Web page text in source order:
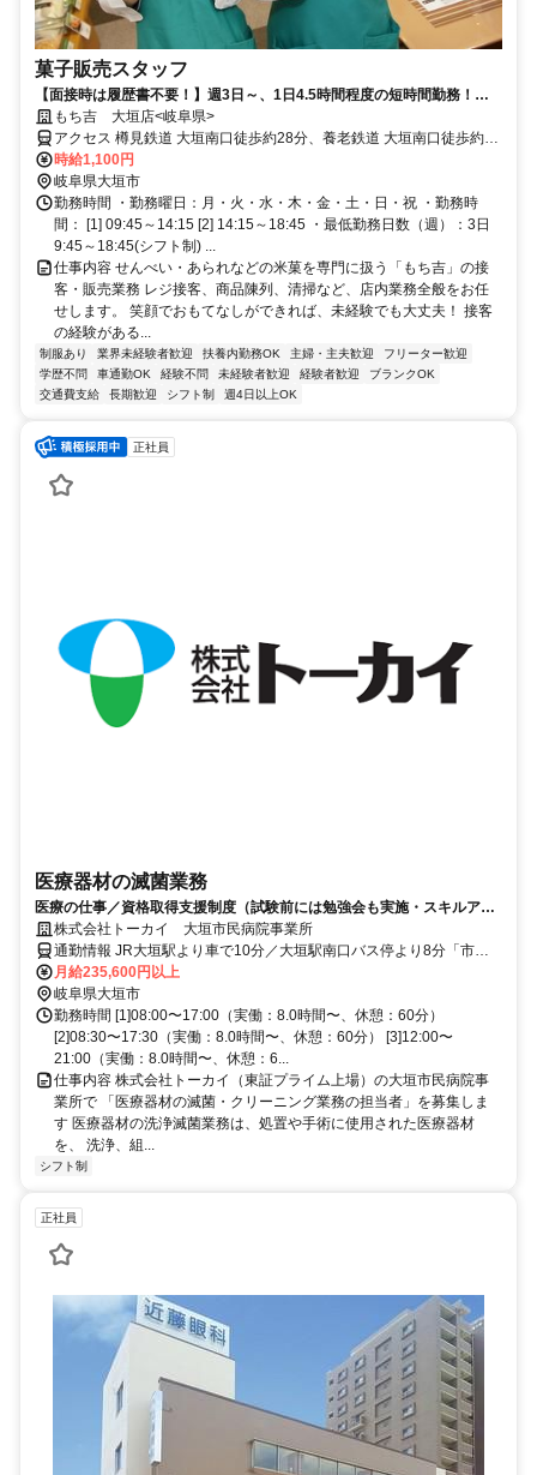
菓子販売スタッフ
【面接時は履歴書不要！】週3日～、1日4.5時間程度の短時間勤務！子
育て中の主婦（夫）さんも活躍中！
もち吉 大垣店<岐阜県>
アクセス 樽見鉄道 大垣南口徒歩約28分、養老鉄道 大垣南口徒歩約28
分、ＪＲ東海道本線 大垣南口徒歩約28分
時給1,100円
岐阜県大垣市
勤務時間 ・勤務曜日：月・火・水・木・金・土・日・祝 ・勤務時
間： [1] 09:45～14:15 [2] 14:15～18:45 ・最低勤務日数（週）：3日
9:45～18:45(シフト制) ...
仕事内容 せんべい・あられなどの米菓を専門に扱う「もち吉」の接
客・販売業務 レジ接客、商品陳列、清掃など、店内業務全般をお任
せします。 笑顔でおもてなしができれば、未経験でも大丈夫！ 接客
の経験がある...
制服あり 業界未経験者歓迎 扶養内勤務OK 主婦・主夫歓迎
フリーター歓迎
学歴不問
車通勤OK 経験不問 未経験者歓迎 経験者歓迎
ブランクOK
交通費支給
長期歓迎 シフト制 週4日以上OK
正社員
医療器材の滅菌業務
医療の仕事／資格取得支援制度（試験前には勉強会も実施・スキルアッ
プ応援）／年間休日・休暇１２０日／安定基盤／医療の仕事／未経験歓
迎
株式会社トーカイ 大垣市民病院事業所
通勤情報 JR大垣駅より車で10分／大垣駅南口バス停より8分「市民
病院前」降車、徒歩4分
月給235,600円以上
岐阜県大垣市
勤務時間 [1]08:00〜17:00（実働：8.0時間〜、休憩：60分）
[2]08:30〜17:30（実働：8.0時間〜、休憩：60分） [3]12:00〜
21:00（実働：8.0時間〜、休憩：6...
仕事内容 株式会社トーカイ（東証プライム上場）の大垣市民病院事
業所で 「医療器材の滅菌・クリーニング業務の担当者」を募集しま
す 医療器材の洗浄滅菌業務は、処置や手術に使用された医療器材
を、 洗浄、組...
シフト制
正社員